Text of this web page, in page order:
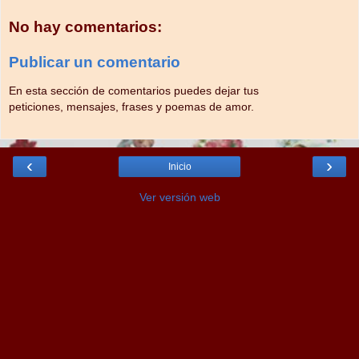
No hay comentarios:
Publicar un comentario
En esta sección de comentarios puedes dejar tus
peticiones, mensajes, frases y poemas de amor.
‹ ›
Inicio
Ver versión web